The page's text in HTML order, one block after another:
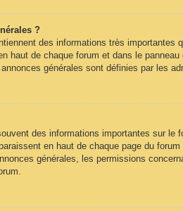
?
des informations très importantes
haut de chaque forum et dans le panneau
générales sont définies par les
des informations importantes sur le
en haut de chaque page du
générales, les permissions